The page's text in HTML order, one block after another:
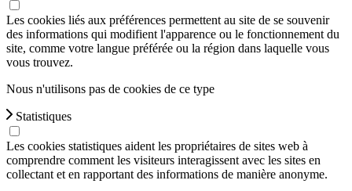
Les cookies liés aux préférences permettent au site de se souvenir
des informations qui modifient l'apparence ou le fonctionnement du
site, comme votre langue préférée ou la région dans laquelle vous
vous trouvez.
Nous n'utilisons pas de cookies de ce type
Statistiques
Les cookies statistiques aident les propriétaires de sites web à
comprendre comment les visiteurs interagissent avec les sites en
collectant et en rapportant des informations de manière anonyme.